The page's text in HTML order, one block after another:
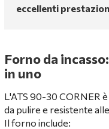
eccellenti
Forno da
in uno
L'ATS 90-30 CORNER
da pulire e resistente
Il forno include: